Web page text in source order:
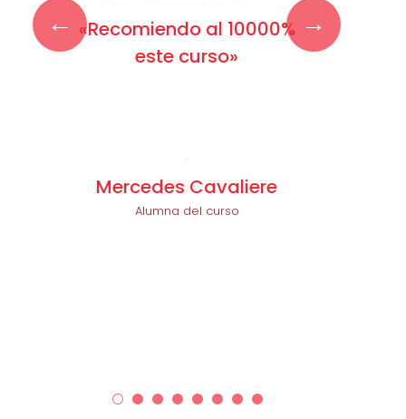
«Recomiendo al 10000%
este curso»
Mercedes Cavaliere
Alumna del curso